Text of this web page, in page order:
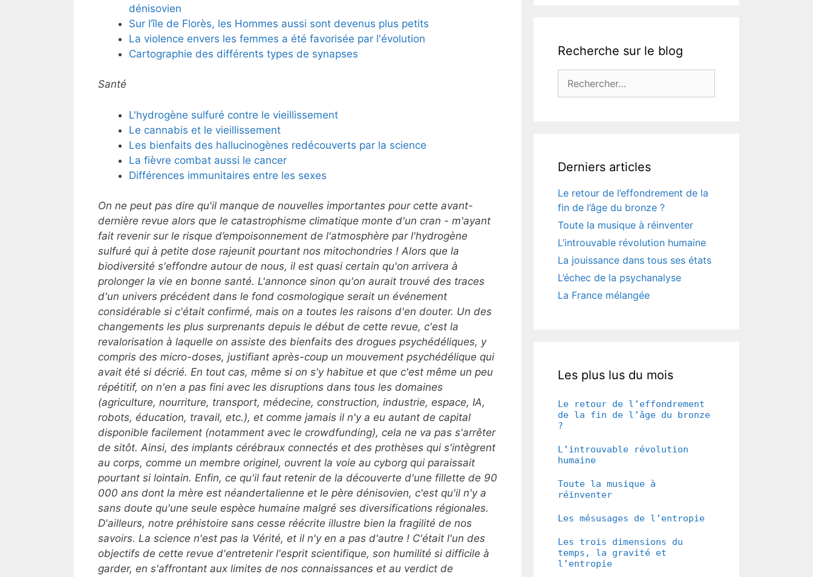
dénisovien
Sur l’île de Florès, les Hommes aussi sont devenus plus petits
La violence envers les femmes a été favorisée par l'évolution
Cartographie des différents types de synapses
Santé
L'hydrogène sulfuré contre le vieillissement
Le cannabis et le vieillissement
Les bienfaits des hallucinogènes redécouverts par la science
La fièvre combat aussi le cancer
Différences immunitaires entre les sexes
On ne peut pas dire qu'il manque de nouvelles importantes pour cette avant-
dernière revue alors que le catastrophisme climatique monte d'un cran - m'ayant
fait revenir sur le risque d’empoisonnement de l'atmosphère par l'hydrogène
sulfuré qui à petite dose rajeunit pourtant nos mitochondries ! Alors que la
biodiversité s'effondre autour de nous, il est quasi certain qu'on arrivera à
prolonger la vie en bonne santé. L'annonce sinon qu'on aurait trouvé des traces
d'un univers précédent dans le fond cosmologique serait un événement
considérable si c'était confirmé, mais on a toutes les raisons d'en douter. Un des
changements les plus surprenants depuis le début de cette revue, c'est la
revalorisation à laquelle on assiste des bienfaits des drogues psychédéliques, y
compris des micro-doses, justifiant après-coup un mouvement psychédélique qui
avait été si décrié. En tout cas, même si on s'y habitue et que c'est même un peu
répétitif, on n'en a pas fini avec les disruptions dans tous les domaines
(agriculture, nourriture, transport, médecine, construction, industrie, espace, IA,
robots, éducation, travail, etc.), et comme jamais il n'y a eu autant de capital
disponible facilement (notamment avec le crowdfunding), cela ne va pas s'arrêter
de sitôt. Ainsi, des implants cérébraux connectés et des prothèses qui s'intègrent
au corps, comme un membre originel, ouvrent la voie au cyborg qui paraissait
pourtant si lointain. Enfin, ce qu'il faut retenir de la découverte d'une fillette de 90
000 ans dont la mère est néandertalienne et le père dénisovien, c'est qu'il n'y a
sans doute qu'une seule espèce humaine malgré ses diversifications régionales.
D'ailleurs, notre préhistoire sans cesse réécrite illustre bien la fragilité de nos
savoirs. La science n'est pas la Vérité, et il n'y en a pas d'autre ! C'était l'un des
objectifs de cette revue d'entretenir l'esprit scientifique, son humilité si difficile à
garder, en s'affrontant aux limites de nos connaissances et au verdict de
Recherche sur le blog
Derniers articles
Le retour de l’effondrement de la
fin de l’âge du bronze ?
Toute la musique à réinventer
L’introuvable révolution humaine
La jouissance dans tous ses états
L’échec de la psychanalyse
La France mélangée
Les plus lus du mois
Le retour de l’effondrement
de la fin de l’âge du bronze
?
L’introuvable révolution
humaine
Toute la musique à
réinventer
Les mésusages de l’entropie
Les trois dimensions du
temps, la gravité et
l’entropie